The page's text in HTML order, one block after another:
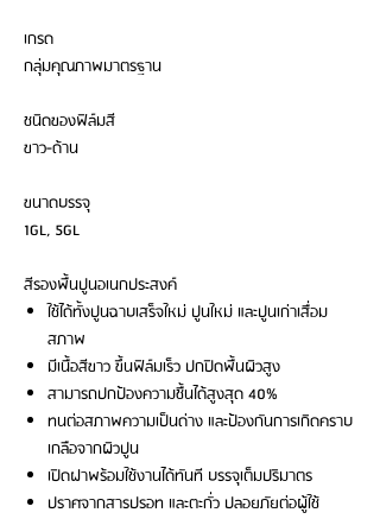
เกรด
กลุ่มคุณภาพมาตรฐาน
ชนิดของฟิล์มสี
ขาว-ด้าน
ขนาดบรรจุ
1GL, 5GL
สีรองพื้นปูนอเนกประสงค์
ใช้ได้ทั้งปูนฉาบเสร็จใหม่ ปูนใหม่ และปูนเก่าเสื่อม
สภาพ
มีเนื้อสีขาว ขึ้นฟิล์มเร็ว ปกปิดพื้นผิวสูง
สามารถปกป้องความชื้นได้สูงสุด 40%
ทนต่อสภาพความเป็นด่าง และป้องกันการเกิดคราบ
เกลือจากผิวปูน
เปิดฝาพร้อมใช้งานได้ทันที บรรจุเต็มปริมาตร
ปราศจากสารปรอท และตะกั่ว ปลอยภัยต่อผู้ใช้